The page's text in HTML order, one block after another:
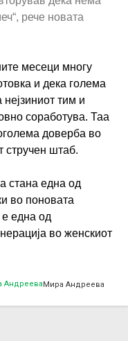
рече новата
месеци многу
и дека голема
тим и
соработува. Таа
доверба во
стручен штаб.
стана една од
во поновата
е една од
во женскиот
Мира Андреева